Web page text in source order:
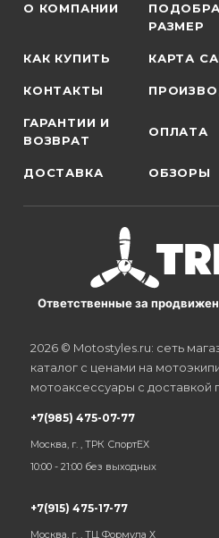
О КОМПАНИИ
РАЗМЕР
КАК КУПИТЬ КАРТА
КОНТАКТЫ
ГАРАНТИИ И
ВОЗВРАТ
ОПЛАТА
ДОСТАВКА ОБЗОРЫ
Ответственные за
2026 © Motostyles.ru: сеть
каталог с ценами на
мотоаксессуары с доставкой
+7(985) 475-07-77
Москва, г. , ТРК СпортЕХ
10:00 - 21:00 без выходных
+7(915) 475-17-77
Москва, г. , ТЦ Формула Х